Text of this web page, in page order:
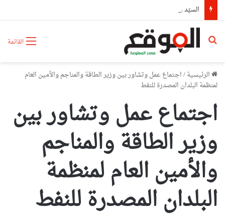
القائمة بحث عن
الرئيسية/اجتماع عمل وتشاور بين وزير الطاقة والمناجم والأمين العام
لمنظمة البلدان المصدرة للنفط
اجتماع عمل وتشاور بين
وزير الطاقة والمناجم
والأمين العام لمنظمة
البلدان المصدرة للنفط